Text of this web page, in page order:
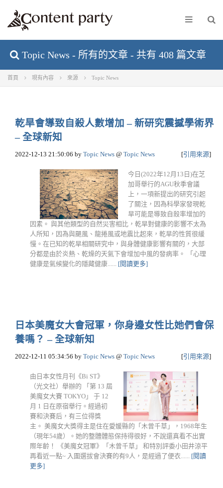
Topic News - 所有的文章 - 共有 408 篇文章
首頁 現有內容 來源 Topic News
乾旱會導致自殺人數增加 – 新研究震撼學術界
– 全球新知
2022-12-13 21:50:06 by Topic News @ Topic News [引用來源]
今日(2022年12月13日)在芝
加哥舉行的AGU秋季會議
上，一項新提出的研究引起
了關注，因為科學家發現乾
旱可能是導致自殺率增加的
因素。 與其他類型的自然災害相比，乾旱對健康的影響不太為
人所知，因為與颶風、龍捲風或地震比起來，乾旱的性質很緩
慢。在已知的乾旱相關研究中，與身體健康影響有關的，大部
分都是由於炎熱、乾燥的天氣下會增加中風的發病率。 「心理
健康是氣候變化的隱藏健康...... [閱讀更多]
日本美魔女大會冠軍，你身邊女性比她們會保
養嗎？ – 全球新知
2022-12-11 05:34:56 by Topic News @ Topic News [引用來源]
由日本女性月刊《Bi ST》
（光文社）舉辦的 「第 13 屆
美魔女大賽 TOKYO」 于 12
月 1 日在原宿舉行。經過初
賽和決賽后，有三位得獎
主。 美魔女大獎得主是住在愛媛縣的「木曾千草」，1968年生
（現年54歲）。她的整體體態保持得很好，不說還真看不出實
際年齡！ 《美魔女冠軍》「木曾千草」 和特別評委小田井涼平
再看近一點~ 入圍選拔會決賽的有9人，是經過了便衣...... [閱讀
更多]